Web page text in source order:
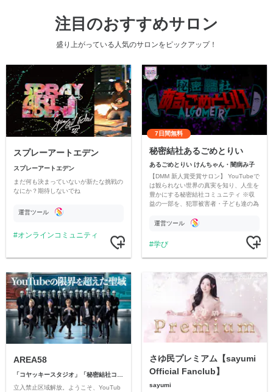
注目のおすすめサロン
盛り上がっている人気のサロンをピックアップ！
スプレーアートエデン
スプレーアートエデン
まだ何も決まっていないが新たな挑戦の
なにか？期待しないでね
運営ツール
オンラインコミュニティ
7日間無料
秘密結社あるごめとりい
あるごめとりい けんちゃん・闇病み子
【DMM 新人賞受賞サロン】 YouTubeで
は観られない世界の真実を知り、人生を
豊かにする秘密結社コミュニティ ※収
益の一部を、犯罪被害者・子ども達の為
す運営ツール
学び
AREA58
「コヤッキースタジオ」「秘密結社コヤミナティ」
立入禁止区域解放。ようこそ、YouTub
さゆ民プレミアム【sayumi
Official Fanclub】
sayumi